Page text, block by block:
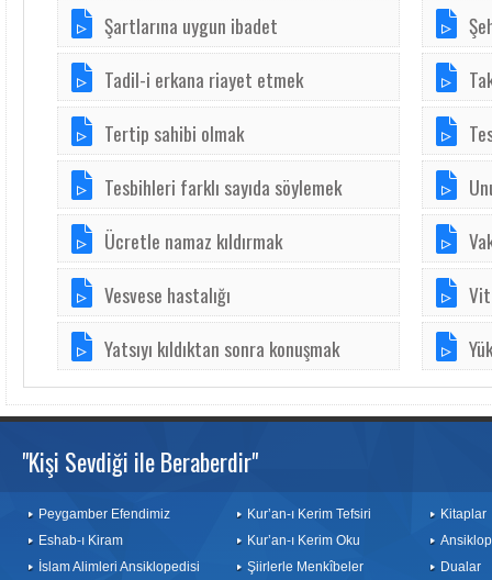
Şartlarına uygun ibadet
Tadil-i erkana riayet etmek
Tertip sahibi olmak
Tesbihleri farklı sayıda söylemek
Ücretle namaz kıldırmak
Vesvese hastalığı
Yatsıyı kıldıktan sonra konuşmak
"Kişi Sevdiği ile Beraberdir"
Peygamber Efendimiz
Eshab-ı Kiram
İslam Alimleri Ansiklopedisi
Kur’an-ı Kerim Tefsiri
Kur’an-ı Kerim Oku
Şiirlerle Menkîbeler
Kitaplar
Dualar